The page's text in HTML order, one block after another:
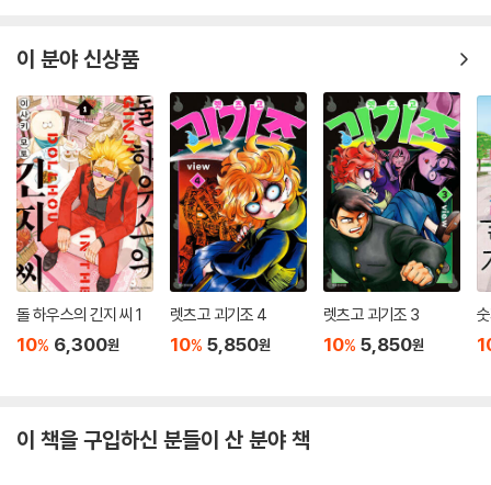
이 분야 신상품
돌 하우스의 긴지 씨 1
10% 6,300원
렛츠고 괴기조 4
10% 5,850원
렛츠고 괴기조 3
10% 5,850원
이 책을 구입하신 분들이 산 분야 책